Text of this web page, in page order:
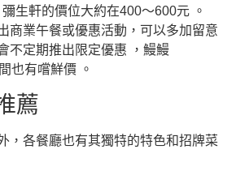
生軒的價位大約在400～600元 。
商業午餐或優惠活動，可以多加留意
不定期推出限定優惠 ，鰻鰻
也有嚐鮮價 。
薦
，各餐廳也有其獨特的特色和招牌菜